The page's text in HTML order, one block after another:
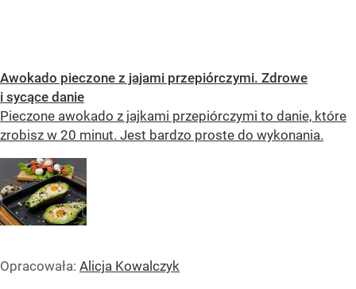
Awokado pieczone z jajami przepiórczymi. Zdrowe
i sycące danie
Pieczone awokado z jajkami przepiórczymi to danie, które
zrobisz w 20 minut. Jest bardzo proste do wykonania.
Opracowała: Alicja Kowalczyk